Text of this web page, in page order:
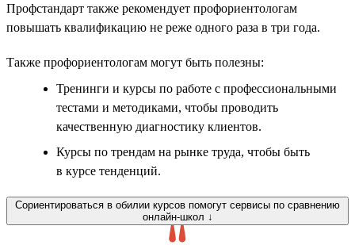
Профстандарт также рекомендует профориентологам
повышать квалификацию не реже одного раза в три года.
Также профориентологам могут быть полезны:
Тренинги и курсы по работе с профессиональными
тестами и методиками, чтобы проводить
качественную диагностику клиентов.
Курсы по трендам на рынке труда, чтобы быть
в курсе тенденций.
Сориентироваться в обилии курсов помогут сервисы по сравнению
онлайн-школ ↓